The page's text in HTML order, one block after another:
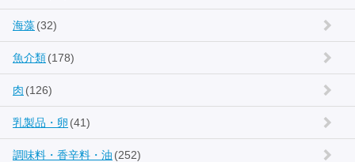
海藻(32)
魚介類(178)
肉 (126)
乳製品・卵 (41)
調味料・香辛料・油 (252)